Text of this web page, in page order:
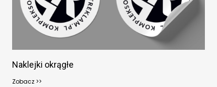
Naklejki okrągłe
Zobacz >>